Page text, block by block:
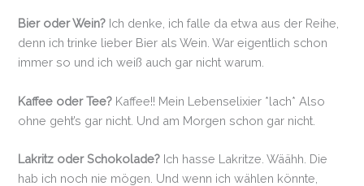
Bier oder Wein? Ich denke, ich falle da etwa aus der Reihe,
denn ich trinke lieber Bier als Wein. War eigentlich schon
immer so und ich weiß auch gar nicht warum.
Kaffee oder Tee? Kaffee!! Mein Lebenselixier *lach* Also
ohne geht’s gar nicht. Und am Morgen schon gar nicht.
Lakritz oder Schokolade? Ich hasse Lakritze. Wäähh. Die
hab ich noch nie mögen. Und wenn ich wählen könnte,